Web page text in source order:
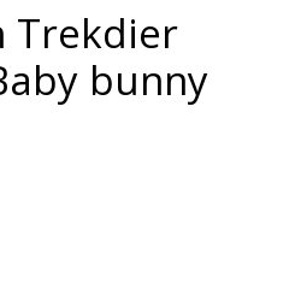
Trekdier
bunny
is